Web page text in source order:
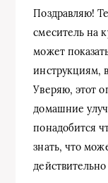
Поздравляю!
смеситель на
может
инструкциям,
Уверяю, этот
домашние
понадобится
знать, что